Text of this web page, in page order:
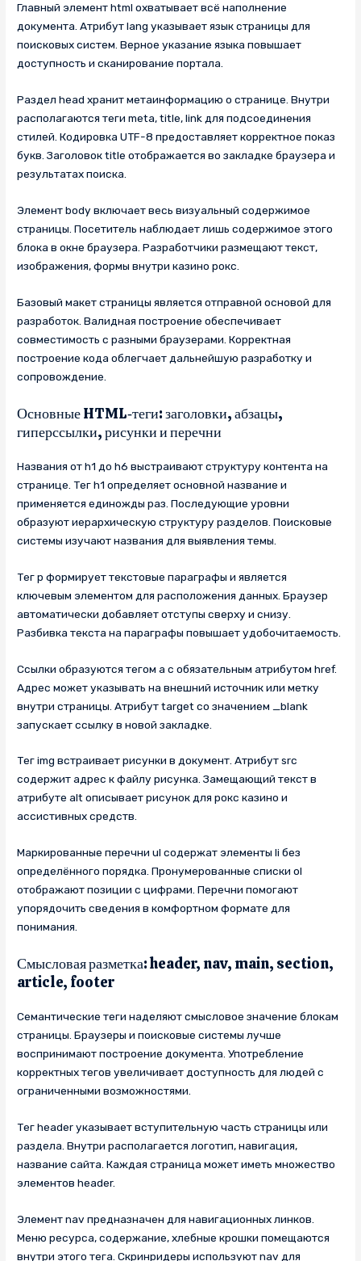
Главный элемент html охватывает всё наполнение
документа. Атрибут lang указывает язык страницы для
поисковых систем. Верное указание языка повышает
доступность и сканирование портала.
Раздел head хранит метаинформацию о странице. Внутри
располагаются теги meta, title, link для подсоединения
стилей. Кодировка UTF-8 предоставляет корректное показ
букв. Заголовок title отображается во закладке браузера и
результатах поиска.
Элемент body включает весь визуальный содержимое
страницы. Посетитель наблюдает лишь содержимое этого
блока в окне браузера. Разработчики размещают текст,
изображения, формы внутри казино рокс.
Базовый макет страницы является отправной основой для
разработок. Валидная построение обеспечивает
совместимость с разными браузерами. Корректная
построение кода облегчает дальнейшую разработку и
сопровождение.
Основные HTML‑теги: заголовки, абзацы,
гиперссылки, рисунки и перечни
Названия от h1 до h6 выстраивают структуру контента на
странице. Тег h1 определяет основной название и
применяется единожды раз. Последующие уровни
образуют иерархическую структуру разделов. Поисковые
системы изучают названия для выявления темы.
Тег p формирует текстовые параграфы и является
ключевым элементом для расположения данных. Браузер
автоматически добавляет отступы сверху и снизу.
Разбивка текста на параграфы повышает удобочитаемость.
Ссылки образуются тегом a с обязательным атрибутом href.
Адрес может указывать на внешний источник или метку
внутри страницы. Атрибут target со значением _blank
запускает ссылку в новой закладке.
Тег img встраивает рисунки в документ. Атрибут src
содержит адрес к файлу рисунка. Замещающий текст в
атрибуте alt описывает рисунок для рокс казино и
ассистивных средств.
Маркированные перечни ul содержат элементы li без
определённого порядка. Пронумерованные списки ol
отображают позиции с цифрами. Перечни помогают
упорядочить сведения в комфортном формате для
понимания.
Смысловая разметка: header, nav, main, section,
article, footer
Семантические теги наделяют смысловое значение блокам
страницы. Браузеры и поисковые системы лучше
воспринимают построение документа. Употребление
корректных тегов увеличивает доступность для людей с
ограниченными возможностями.
Тег header указывает вступительную часть страницы или
раздела. Внутри располагается логотип, навигация,
название сайта. Каждая страница может иметь множество
элементов header.
Элемент nav предназначен для навигационных линков.
Меню ресурса, содержание, хлебные крошки помещаются
внутри этого тега. Скринридеры используют nav для